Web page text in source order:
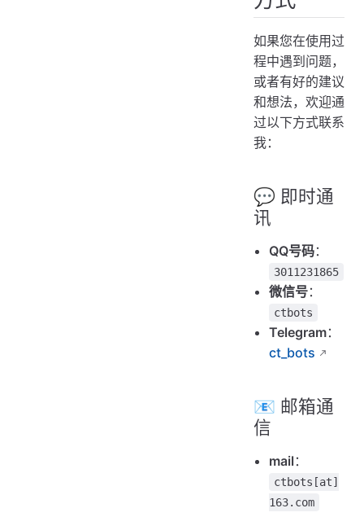
如果您在使用过
程中遇到问题，
或者有好的建议
和想法，欢迎通
过以下方式联系
我：
💬 即时通
讯
QQ号码：
3011231865
微信号：
ctbots
Telegram：
ct_bots
📧 邮箱通
信
mail ：
ctbots[at]
163.com